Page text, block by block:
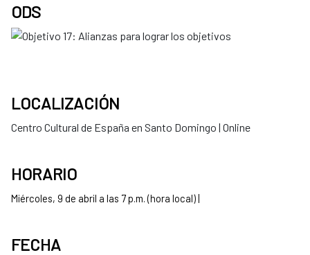
ODS
LOCALIZACIÓN
Centro Cultural de España en Santo Domingo | Online
HORARIO
Miércoles, 9 de abril a las 7 p.m. (hora local) |
FECHA